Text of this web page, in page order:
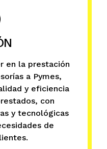
en la prestación
a Pymes,
y eficiencia
con
y tecnológicas
de